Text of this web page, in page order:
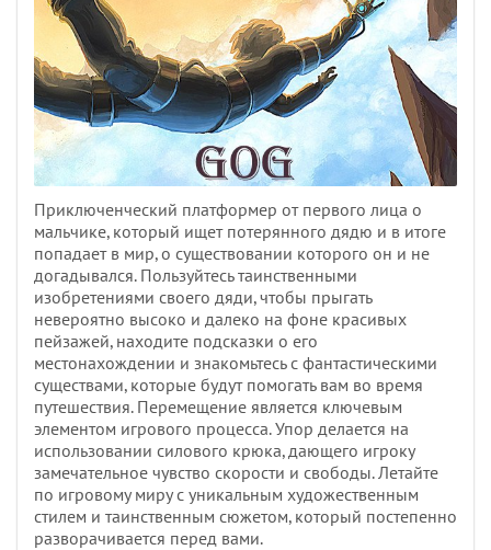
Приключенческий платформер от первого лица о
мальчике, который ищет потерянного дядю и в итоге
попадает в мир, о существовании которого он и не
догадывался. Пользуйтесь таинственными
изобретениями своего дяди, чтобы прыгать
невероятно высоко и далеко на фоне красивых
пейзажей, находите подсказки о его
местонахождении и знакомьтесь с фантастическими
существами, которые будут помогать вам во время
путешествия. Перемещение является ключевым
элементом игрового процесса. Упор делается на
использовании силового крюка, дающего игроку
замечательное чувство скорости и свободы. Летайте
по игровому миру с уникальным художественным
стилем и таинственным сюжетом, который постепенно
разворачивается перед вами.